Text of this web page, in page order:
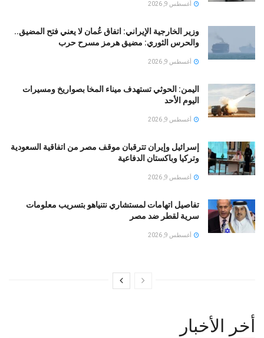
أغسطس 9, 2026
وزير الخارجية الإيراني: اتفاق عُمان لا يعني فتح المضيق..
والحرس الثوري: مضيق هرمز مسرح حرب
أغسطس 9, 2026
اليمن: الحوثي تستهدف ميناء المخا بصواريخ ومسيرات
اليوم الأحد
أغسطس 9, 2026
إسرائيل وإيران تترقبان موقف مصر من اتفاقية السعودية
وتركيا وباكستان الدفاعية
أغسطس 9, 2026
تفاصيل اتهامات لمستشاري نتنياهو بتسريب معلومات
سرية لقطر ضد مصر
أغسطس 9, 2026
أخر الأخبار